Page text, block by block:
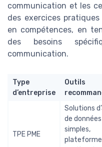
communication et les
des exercices
en compétences, en
des besoins
communication.
Type
d’entreprise
Outils
TPE PME
Solutions
de données
simples,